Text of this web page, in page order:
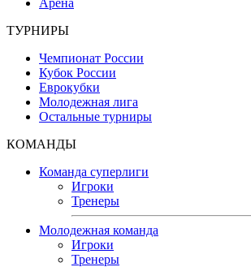
Арена
ТУРНИРЫ
Чемпионат России
Кубок России
Еврокубки
Молодежная лига
Остальные турниры
КОМАНДЫ
Команда суперлиги
Игроки
Тренеры
Молодежная команда
Игроки
Тренеры